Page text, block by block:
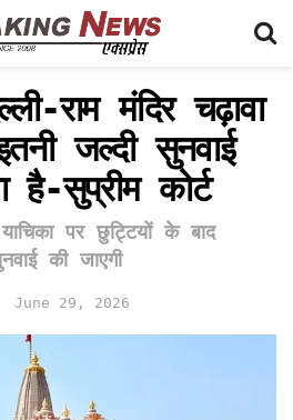
राम मंदिर चढ़ावा
जल्दी सुनवाई
सुप्रीम कोर्ट
पर छुट्टियों के बाद
की जाएगी
June 29, 2026